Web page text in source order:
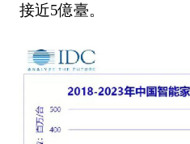
接近5億臺。